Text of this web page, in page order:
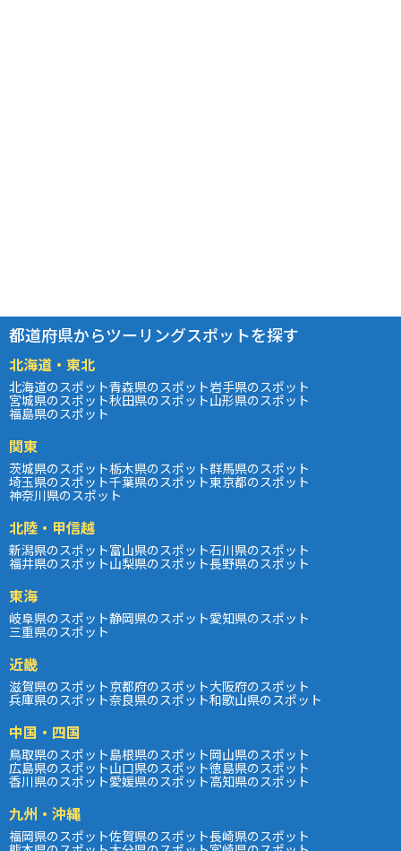
都道府県からツーリングスポットを探す
北海道・東北
北海道のスポット青森県のスポット岩手県のスポット
宮城県のスポット秋田県のスポット山形県のスポット
福島県のスポット
関東
茨城県のスポット栃木県のスポット群馬県のスポット
埼玉県のスポット千葉県のスポット東京都のスポット
神奈川県のスポット
北陸・甲信越
新潟県のスポット富山県のスポット石川県のスポット
福井県のスポット山梨県のスポット長野県のスポット
東海
岐阜県のスポット静岡県のスポット愛知県のスポット
三重県のスポット
近畿
滋賀県のスポット京都府のスポット大阪府のスポット
兵庫県のスポット奈良県のスポット和歌山県のスポット
中国・四国
鳥取県のスポット島根県のスポット岡山県のスポット
広島県のスポット山口県のスポット徳島県のスポット
香川県のスポット愛媛県のスポット高知県のスポット
九州・沖縄
福岡県のスポット佐賀県のスポット長崎県のスポット